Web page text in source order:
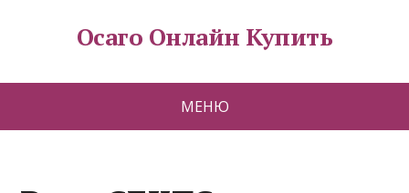
Осаго Онлайн Купить
МЕНЮ